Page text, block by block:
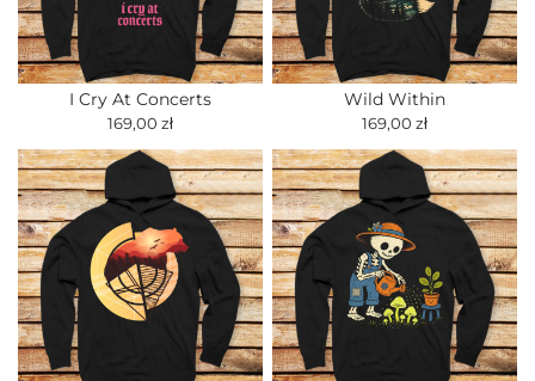
I Cry At Concerts
169,00 zł
Wild Within
169,00 zł